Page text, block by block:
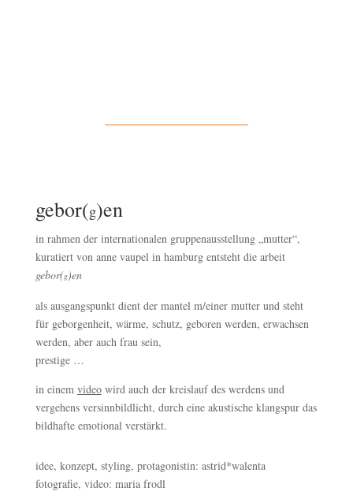
gebor(g)en
in rahmen der internationalen gruppenausstellung „mutter“,
kuratiert von anne vaupel in hamburg entsteht die arbeit
gebor(g)en
als ausgangspunkt dient der mantel m/einer mutter und steht
für geborgenheit, wärme, schutz, geboren werden, erwachsen
werden, aber auch frau sein,
prestige …
in einem videowird auch der kreislauf des werdens und
vergehens versinnbildlicht, durch eine akustische klangspur das
bildhafte emotional verstärkt.
idee, konzept, styling, protagonistin: astrid*walenta
fotografie, video: maria frodl